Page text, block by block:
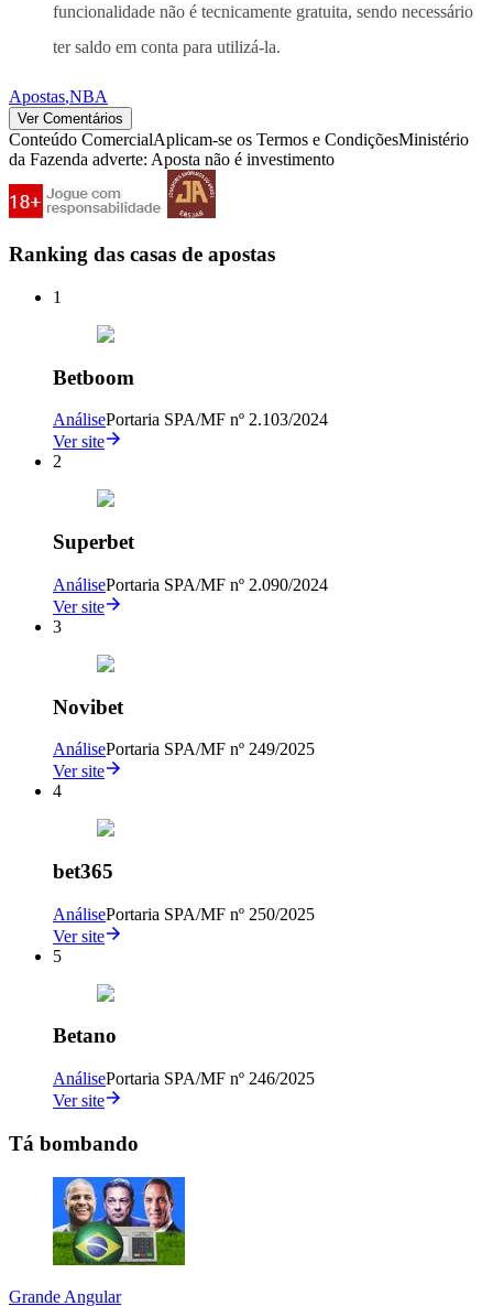
funcionalidade não é tecnicamente gratuita, sendo necessário
ter saldo em conta para utilizá-la.
Apostas,NBA
Ver Comentários
Conteúdo ComercialAplicam-se os Termos e CondiçõesMinistério
da Fazenda adverte: Aposta não é investimento
Ranking das casas de apostas
1
Betboom
AnálisePortaria SPA/MF nº 2.103/2024
Ver site
2
Superbet
AnálisePortaria SPA/MF nº 2.090/2024
Ver site
3
Novibet
AnálisePortaria SPA/MF nº 249/2025
Ver site
4
bet365
AnálisePortaria SPA/MF nº 250/2025
Ver site
5
Betano
AnálisePortaria SPA/MF nº 246/2025
Ver site
Tá bombando
Grande Angular